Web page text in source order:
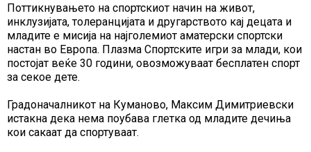
Поттикнувањето на спортскиот начин на живот,
инклузијата, толеранцијата и другарството кај децата и
младите е мисија на најголемиот аматерски спортски
настан во Европа. Плазма Спортските игри за млади, кои
постојат веќе 30 години, овозможуваат бесплатен спорт
за секое дете.
Градоначалникот на Куманово, Максим Димитриевски
истакна дека нема поубава глетка од младите дечиња
кои сакаат да спортуваат.